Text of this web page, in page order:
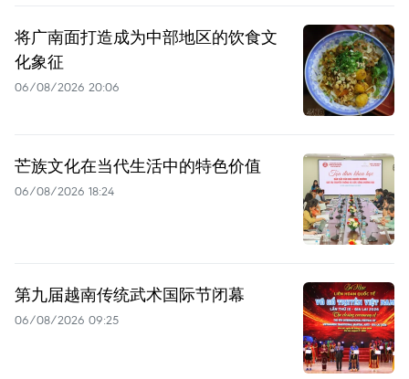
将广南面打造成为中部地区的饮食文
化象征
06/08/2026 20:06
芒族文化在当代生活中的特色价值
06/08/2026 18:24
第九届越南传统武术国际节闭幕
06/08/2026 09:25